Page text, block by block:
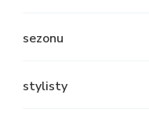
sezonu
stylisty